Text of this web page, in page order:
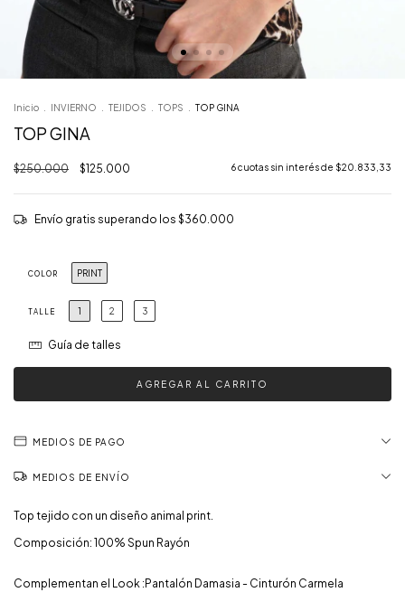
Inicio INVIERNO TEJIDOS TOPS TOP GINA
TOP GINA
$250.000 $125.000 6cuotas sin interés de $20.833,33
Envío gratis superando los $360.000
COLOR PRINT
TALLE 1 2 3
Guía de talles
MEDIOS DE PAGO
MEDIOS DE ENVÍO
Top tejido con un diseño animal print.
Composición: 100% Spun Rayón
Complementan el Look :Pantalón Damasia - Cinturón Carmela